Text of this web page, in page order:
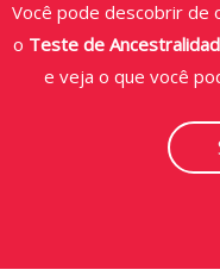
Você pode descobrir de
o Teste de
e veja o que você